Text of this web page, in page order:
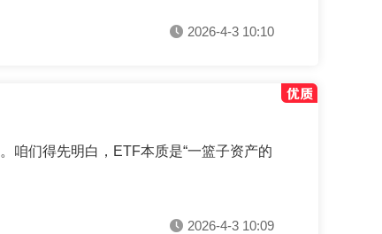
2026-4-3 10:10
咱们得先明白，ETF本质是“一篮子资产的
2026-4-3 10:09